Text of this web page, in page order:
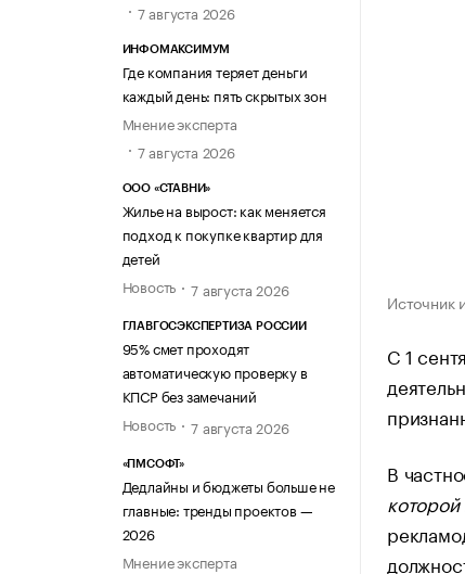
7 августа 2026
ИНФОМАКСИМУМ
Где компания теряет деньги
каждый день: пять скрытых зон
Мнение эксперта
7 августа 2026
ООО «СТАВНИ»
Жилье на вырост: как меняется
подход к покупке квартир для
детей
Новость
7 августа 2026
ГЛАВГОСЭКСПЕРТИЗА РОССИИ
95% смет проходят
автоматическую проверку в
КПСР без замечаний
Новость
7 августа 2026
«ПМСОФТ»
Дедлайны и бюджеты больше не
главные: тренды проектов —
2026
Мнение эксперта
Источник
С 1
В